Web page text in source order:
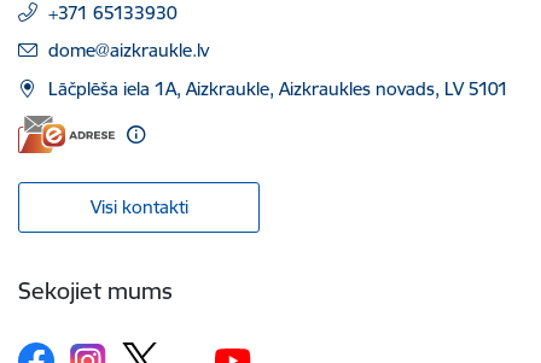
+371 65133930
E-pasts:
dome@aizkraukle.lv
Lāčplēša iela 1A, Aizkraukle, Aizkraukles novads, LV 5101
Visi kontakti
Sekojiet mums